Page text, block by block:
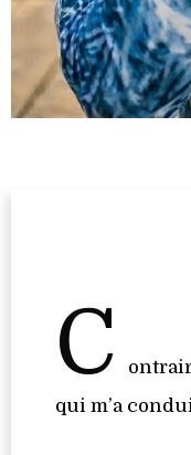
C
qui m’a